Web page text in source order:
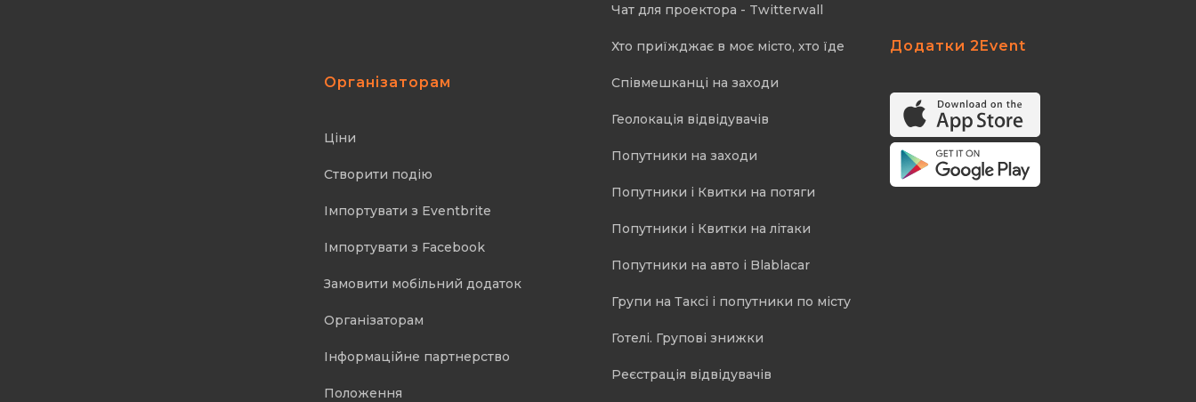
Організаторам
Ціни
Створити подію
Імпортувати з Eventbrite
Імпортувати з Facebook
Замовити мобільний додаток
Організаторам
Інформаційне партнерство
Положення
Чат для проектора - Twitterwall
Хто приїжджає в моє місто, хто їде
Співмешканці на заходи
Геолокація відвідувачів
Попутники на заходи
Попутники і Квитки на потяги
Попутники і Квитки на літаки
Попутники на авто і Blablacar
Групи на Таксі і попутники по місту
Готелі. Групові знижки
Реєстрація відвідувачів
Додатки 2Event